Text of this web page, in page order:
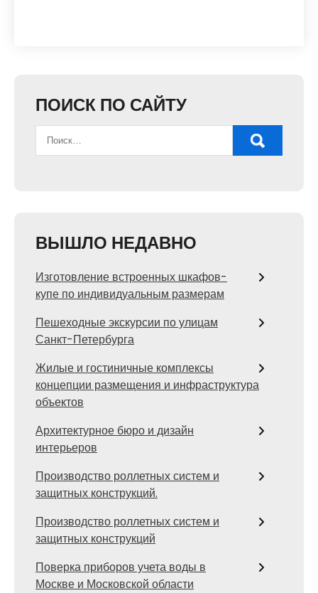
ПОИСК ПО САЙТУ
ВЫШЛО НЕДАВНО
Изготовление встроенных шкафов-
купе по индивидуальным размерам
Пешеходные экскурсии по улицам
Санкт-Петербурга
Жилые и гостиничные комплексы
концепции размещения и инфраструктура
объектов
Архитектурное бюро и дизайн
интерьеров
Производство роллетных систем и
защитных конструкций.
Производство роллетных систем и
защитных конструкций
Поверка приборов учета воды в
Москве и Московской области